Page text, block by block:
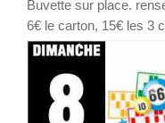
Buvette sur place.
6€ le carton, 15€ les 3